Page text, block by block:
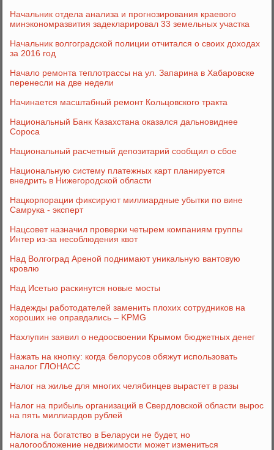
Начальник отдела анализа и прогнозирования краевого
минэкономразвития задекларировал 33 земельных участка
Начальник волгоградской полиции отчитался о своих доходах
за 2016 год
Начало ремонта теплотрассы на ул. Запарина в Хабаровске
перенесли на две недели
Начинается масштабный ремонт Кольцовского тракта
Национальный Банк Казахстана оказался дальновиднее
Сороса
Национальный расчетный депозитарий сообщил о сбое
Национальную систему платежных карт планируется
внедрить в Нижегородской области
Нацкорпорации фиксируют миллиардные убытки по вине
Самрука - эксперт
Нацсовет назначил проверки четырем компаниям группы
Интер из-за несоблюдения квот
Над Волгоград Ареной поднимают уникальную вантовую
кровлю
Над Исетью раскинутся новые мосты
Надежды работодателей заменить плохих сотрудников на
хороших не оправдались – KPMG
Нахлупин заявил о недоосвоении Крымом бюджетных денег
Нажать на кнопку: когда белорусов обяжут использовать
аналог ГЛОНАСС
Налог на жилье для многих челябинцев вырастет в разы
Налог на прибыль организаций в Свердловской области вырос
на пять миллиардов рублей
Налога на богатство в Беларуси не будет, но
налогообложение недвижимости может измениться